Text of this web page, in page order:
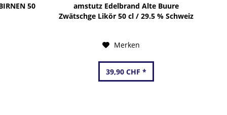
50
amstutz Edelbrand Alte Buure
Zwätschge Likör 50 cl / 29.5 % Schweiz
Merken
39,90 CHF *